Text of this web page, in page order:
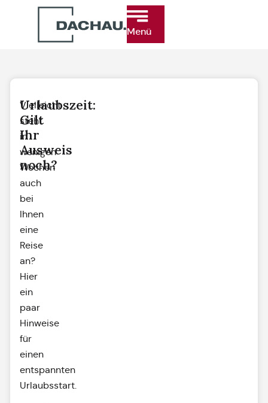
Menü
Urlaubszeit:
Gilt
Ihr
Ausweis
noch?
Vielleicht
steht
in
wenigen
Wochen
auch
bei
Ihnen
eine
Reise
an?
Hier
ein
paar
Hinweise
für
einen
entspannten
Urlaubsstart.